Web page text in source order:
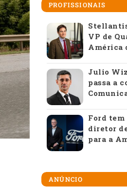
PROFISSIONAIS
VP de
América
Julio
passa a
Ford tem
diretor
para a
ANÚNCIO